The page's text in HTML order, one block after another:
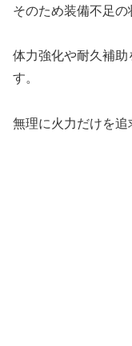
そのため装備不足の
体力強化や耐久補助
す。
無理に火力だけを追